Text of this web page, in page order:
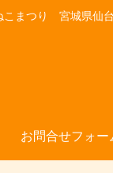
こまつり 宮城県仙
お問合せフォー